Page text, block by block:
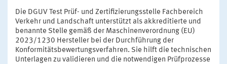
Die DGUV Test Prüf- und Zertifizierungsstelle Fachbereich
Verkehr und Landschaft unterstützt als akkreditierte und
benannte Stelle gemäß der Maschinenverordnung (EU)
2023/1230 Hersteller bei der Durchführung der
Konformitätsbewertungsverfahren. Sie hilft die technischen
Unterlagen zu validieren und die notwendigen Prüfprozesse